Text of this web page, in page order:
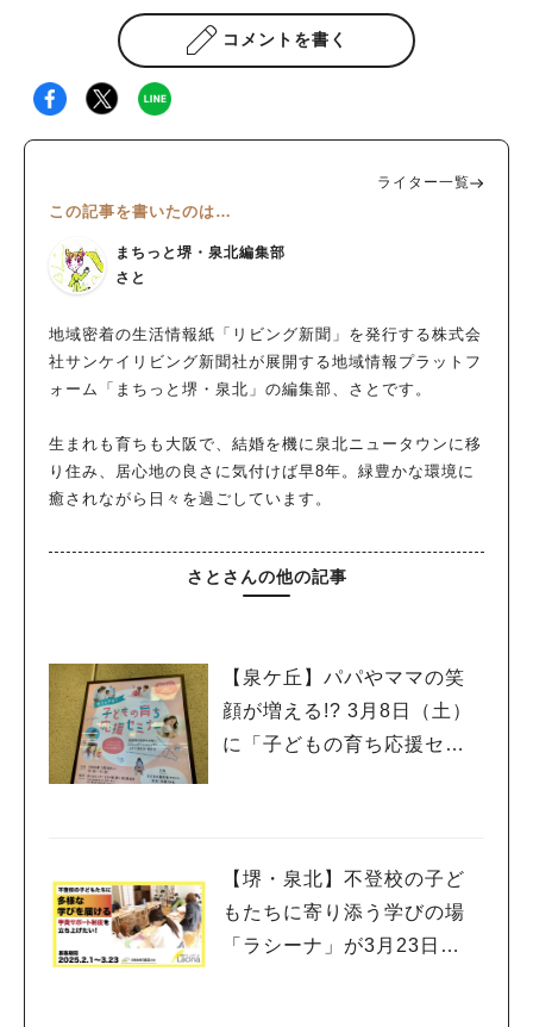
コメントを書く
ライター一覧
この記事を書いたのは…
まちっと堺・泉北編集部
さと
地域密着の生活情報紙「リビング新聞」を発行する株式会
社サンケイリビング新聞社が展開する地域情報プラットフ
ォーム「まちっと堺・泉北」の編集部、さとです。
生まれも育ちも大阪で、結婚を機に泉北ニュータウンに移
り住み、居心地の良さに気付けば早8年。緑豊かな環境に
癒されながら日々を過ごしています。
さとさんの他の記事
【泉ケ丘】パパやママの笑
顔が増える!? 3月8日（土）
に「子どもの育ち応援セミ
【堺・泉北】不登校の子ど
もたちに寄り添う学びの場
「ラシーナ」が3月23日